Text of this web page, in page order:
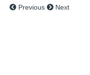
Previous Next